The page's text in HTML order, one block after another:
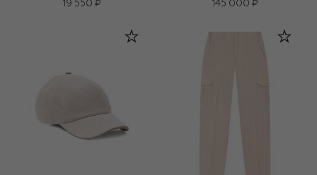
19 550 ₽
145 000 ₽